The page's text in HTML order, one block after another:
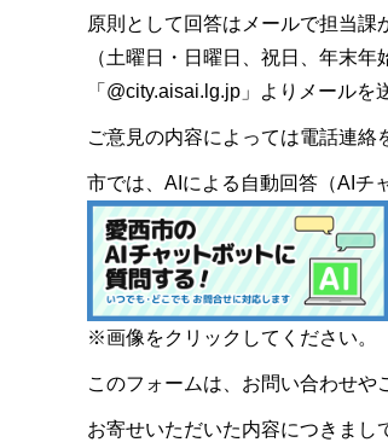
原則として回答はメールで担当
（土曜日・日曜日、祝日、年末
「@city.aisai.lg.jp」よりメールを
ご意見の内容によっては電話連絡
市では、AIによる自動回答（AIチ
※画像をクリックしてください。
このフォームは、お問い合わせや
お寄せいただいた内容につきまし